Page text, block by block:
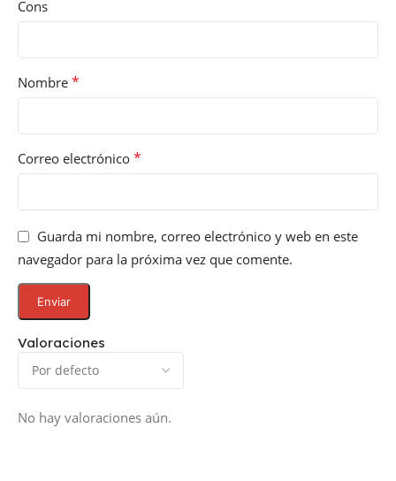
Valoraciones
No hay valoraciones aún.
Cons
Nombre *
Correo electrónico *
Guarda mi nombre, correo electrónico y web en este
navegador para la próxima vez que comente.